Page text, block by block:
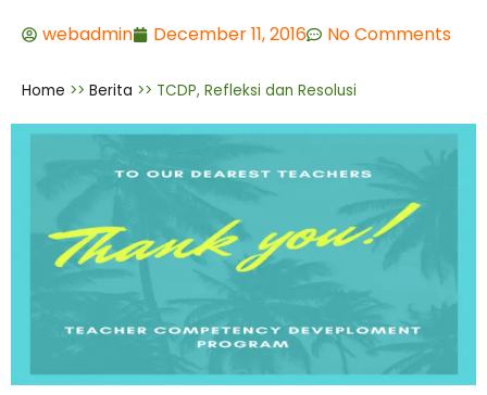
webadmin December 11, 2016 No Comments
Home >> Berita >> TCDP, Refleksi dan Resolusi